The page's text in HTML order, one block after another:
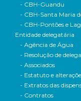
- CBH-Guandu
- CBH-Santa Maria
- CBH-Pontões e
Entidade delegatária
- Agência de Água
- Resolução de
- Associados
- Estatuto e
- Extratos das
- Contratos